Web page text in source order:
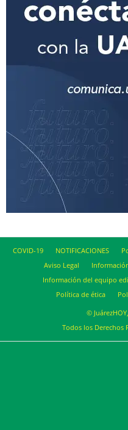
COVID-19 NOTIFICACIONES
Aviso Legal
Información del equipo
Política de ética
©
Todos los Derechos